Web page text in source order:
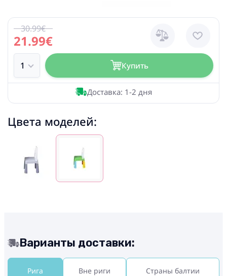
21.99€
30.99€
Купить
Доставка: 1-2 дня
Цвета моделей:
Варианты доставки:
Рига Вне риги Страны балтии